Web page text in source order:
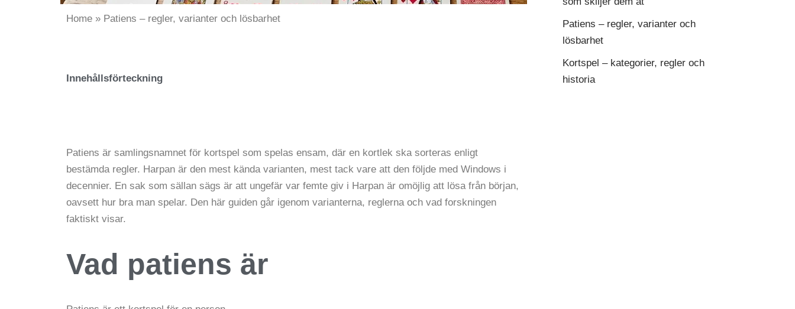
Home » Patiens – regler, varianter och lösbarhet
Innehållsförteckning
Patiens är samlingsnamnet för kortspel som spelas ensam, där en kortlek ska sorteras enligt
bestämda regler. Harpan är den mest kända varianten, mest tack vare att den följde med Windows i
decennier. En sak som sällan sägs är att ungefär var femte giv i Harpan är omöjlig att lösa från början,
oavsett hur bra man spelar. Den här guiden går igenom varianterna, reglerna och vad forskningen
faktiskt visar.
Vad patiens är
Patiens – regler, varianter och
lösbarhet
Kortspel – kategorier, regler och
historia